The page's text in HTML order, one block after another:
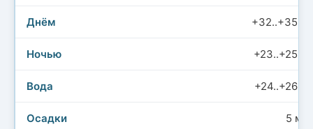
+32..+35°C
+23..+25°C
+24..+26°C
5 мм